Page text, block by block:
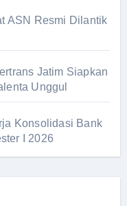
ASN Resmi Dilantik
Jatim Siapkan
Unggul
Konsolidasi Bank
I 2026